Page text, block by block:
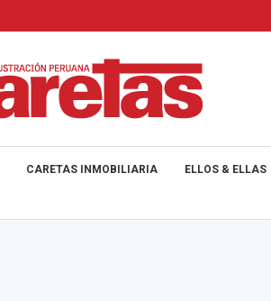
CARETAS INMOBILIARIA ELLOS & ELLAS